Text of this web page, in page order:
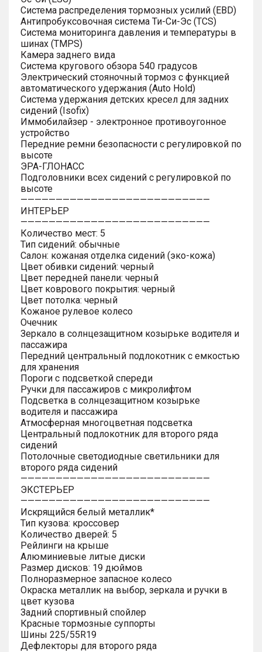
Система распределения тормозных усилий (EBD)
Антипробуксовочная система Ти-Си-Эс (TCS)
Система мониторинга давления и температуры в
шинах (TMPS)
Камера заднего вида
Система кругового обзора 540 градусов
Электрический стояночный тормоз с функцией
автоматического удержания (Auto Hold)
Система удержания детских кресел для задних
сидений (Isofix)
Иммобилайзер - электронное противоугонное
устройство
Передние ремни безопасности с регулировкой по
высоте
ЭРА-ГЛОНАСС
Подголовники всех сидений с регулировкой по
высоте
———————————————————————————
ИНТЕРЬЕР
———————————————————————————
Количество мест: 5
Тип сидений: обычные
Салон: кожаная отделка сидений (эко-кожа)
Цвет обивки сидений: черный
Цвет передней панели: черный
Цвет коврового покрытия: черный
Цвет потолка: черный
Кожаное рулевое колесо
Очечник
Зеркало в солнцезащитном козырьке водителя и
пассажира
Передний центральный подлокотник с емкостью
для хранения
Пороги с подсветкой спереди
Ручки для пассажиров с микролифтом
Подсветка в солнцезащитном козырьке
водителя и пассажира
Атмосферная многоцветная подсветка
Центральный подлокотник для второго ряда
сидений
Потолочные светодиодные светильники для
второго ряда сидений
———————————————————————————
ЭКСТЕРЬЕР
———————————————————————————
Искрящийся белый металлик*
Тип кузова: кроссовер
Количество дверей: 5
Рейлинги на крыше
Алюминиевые литые диски
Размер дисков: 19 дюймов
Полноразмерное запасное колесо
Окраска металлик на выбор, зеркала и ручки в
цвет кузова
Задний спортивный спойлер
Красные тормозные суппорты
Шины 225/55R19
Дефлекторы для второго ряда